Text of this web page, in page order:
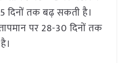
दिनों तक बढ़ सकती है।
पर 28-30 दिनों तक